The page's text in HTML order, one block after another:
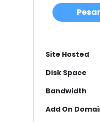
Site Hosted
Disk Space
Bandwidth
Add On